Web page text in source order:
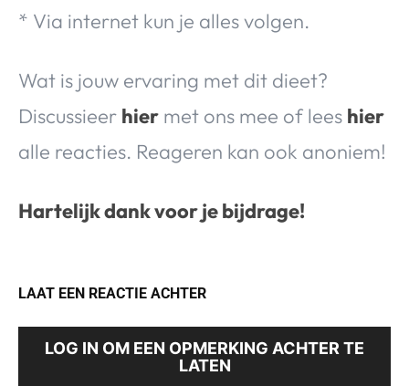
* Via internet kun je alles volgen.
Wat is jouw ervaring met dit dieet?
Discussieer hier met ons mee of lees hier
alle reacties. Reageren kan ook anoniem!
Hartelijk dank voor je bijdrage!
LAAT EEN REACTIE ACHTER
LOG IN OM EEN OPMERKING ACHTER TE
LATEN